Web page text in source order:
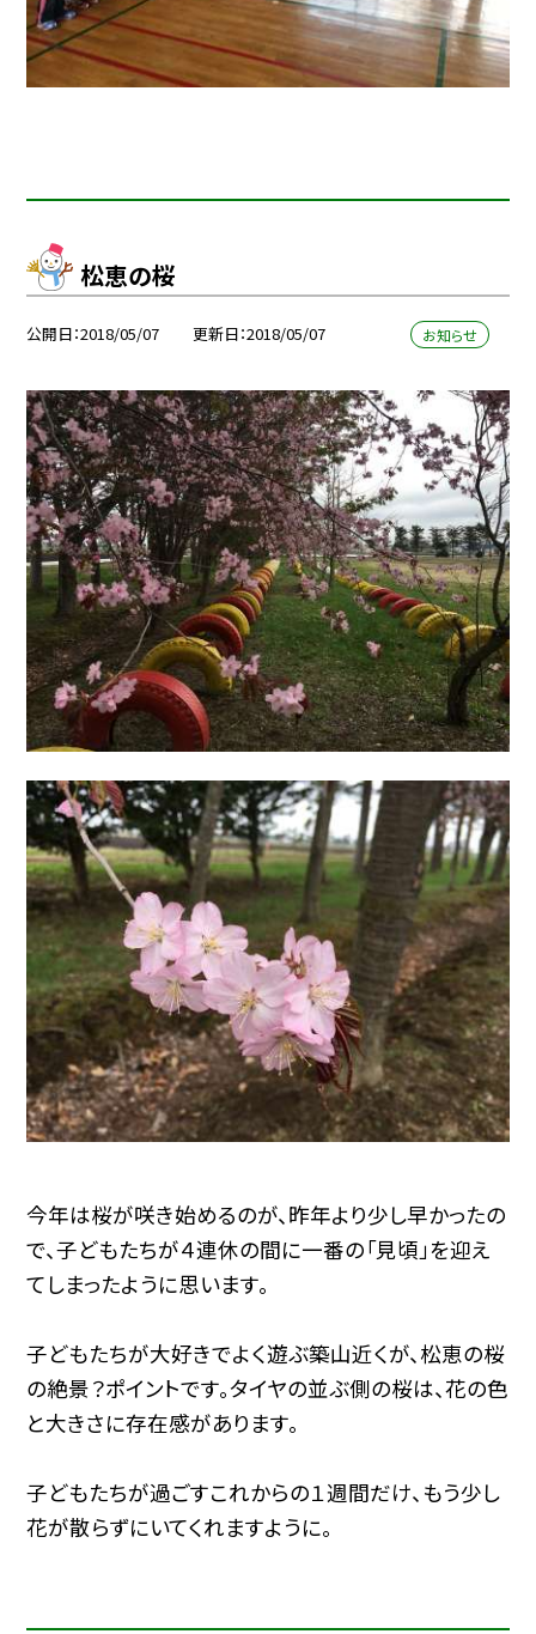
松恵の桜
公開日 2018/05/07 更新日 2018/05/07 お知らせ
今年は桜が咲き始めるのが、昨年より少し早かったの
で、子どもたちが４連休の間に一番の「見頃」を迎え
てしまったように思います。
子どもたちが大好きでよく遊ぶ築山近くが、松恵の桜
の絶景？ポイントです。タイヤの並ぶ側の桜は、花の色
と大きさに存在感があります。
子どもたちが過ごすこれからの１週間だけ、もう少し
花が散らずにいてくれますように。